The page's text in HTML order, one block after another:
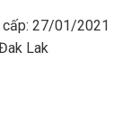
27/01/2021
Lak